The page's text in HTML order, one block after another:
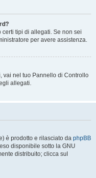
tipi di allegati. Se non sei
per avere assistenza.
vai nel tuo Pannello di Controllo
allegati.
è prodotto e rilasciato da phpBB
disponibile sotto la GNU
distribuito; clicca sul